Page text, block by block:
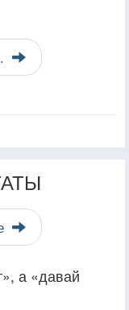
а «давай